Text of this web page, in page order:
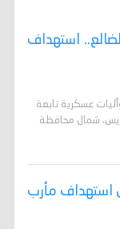
استهداف
عسكرية تابعة
شمال محافظة
استهداف مأرب